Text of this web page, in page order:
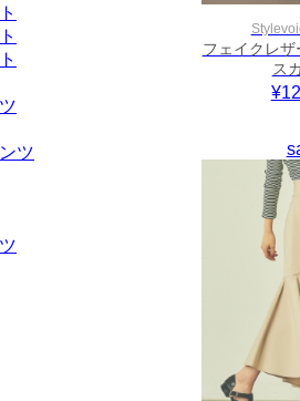
ツ
フェイクレ
ス